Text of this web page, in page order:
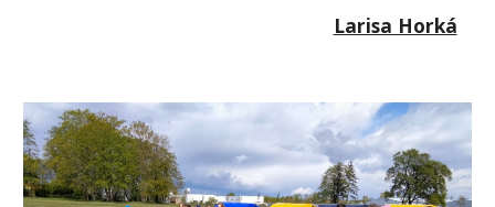
Larisa Horká